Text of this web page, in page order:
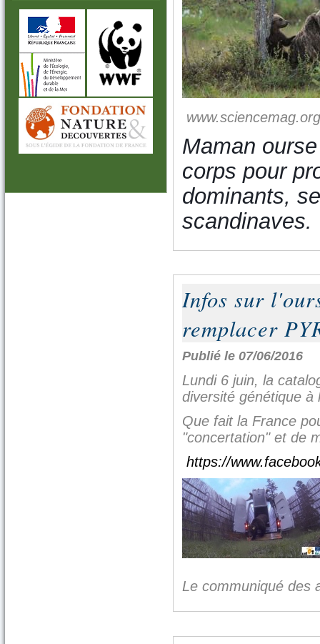
www.sciencemag.org
Maman
corps pour
dominants,
scandinaves.
Infos sur
remplacer
Publié le 07/06/2016
Lundi 6 juin, la
diversité génétique à
Que fait la France
"concertation" et de
https://
Le communiqué des